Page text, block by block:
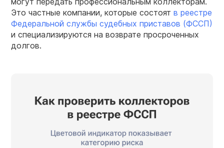
Это частные компании, которые состоят в реестре
Федеральной службы судебных приставов (ФССП)
и специализируются на возврате просроченных
долгов.